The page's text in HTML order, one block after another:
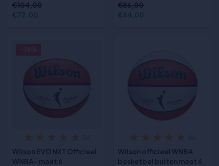
€104,00
€72,00
€86,00
€64,00
Wilson EVO NXT Officieel
WNBA- maat 6
Wilson officieel WNBA
basketbal buiten maat 6